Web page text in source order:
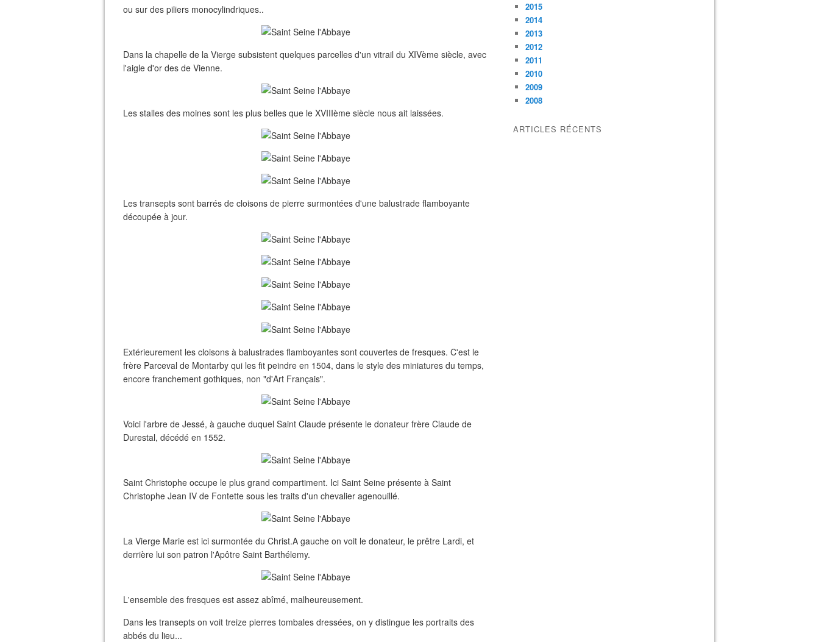
ou sur des piliers monocylindriques..
Dans la chapelle de la Vierge subsistent quelques parcelles d'un vitrail du XIVème siècle, avec
l'aigle d'or des de Vienne.
Les stalles des moines sont les plus belles que le XVIIIème siècle nous ait laissées.
Les transepts sont barrés de cloisons de pierre surmontées d'une balustrade flamboyante
découpée à jour.
Extérieurement les cloisons à balustrades flamboyantes sont couvertes de fresques. C'est le
frère Parceval de Montarby qui les fit peindre en 1504, dans le style des miniatures du temps,
encore franchement gothiques, non "d'Art Français".
Voici l'arbre de Jessé, à gauche duquel Saint Claude présente le donateur frère Claude de
Durestal, décédé en 1552.
Saint Christophe occupe le plus grand compartiment. Ici Saint Seine présente à Saint
Christophe Jean IV de Fontette sous les traits d'un chevalier agenouillé.
La Vierge Marie est ici surmontée du Christ.A gauche on voit le donateur, le prêtre Lardi, et
derrière lui son patron l'Apôtre Saint Barthélemy.
L'ensemble des fresques est assez abîmé, malheureusement.
Dans les transepts on voit treize pierres tombales dressées, on y distingue les portraits des
abbés du lieu...
2015
2014
2013
2012
2011
2010
2009
2008
ARTICLES RÉCENTS